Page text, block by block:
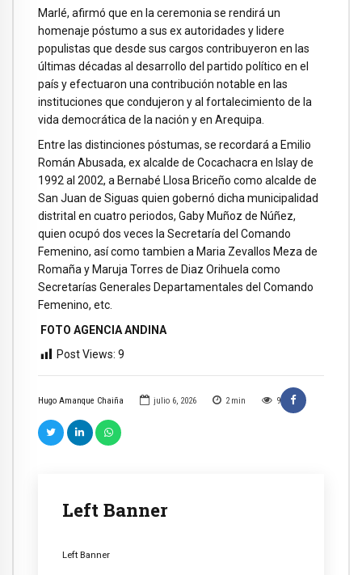
Hugo Amanque Chaiña julio 6, 2026 2 min 9
Left Banner
Left Banner
Marlé, afirmó que en la ceremonia se rendirá un
homenaje póstumo a sus ex autoridades y lidere
populistas que desde sus cargos contribuyeron en las
últimas décadas al desarrollo del partido político en el
país y efectuaron una contribución notable en las
instituciones que condujeron y al fortalecimiento de la
vida democrática de la nación y en Arequipa.
Entre las distinciones póstumas, se recordará a Emilio
Román Abusada, ex alcalde de Cocachacra en Islay de
1992 al 2002, a Bernabé Llosa Briceño como alcalde de
San Juan de Siguas quien gobernó dicha municipalidad
distrital en cuatro periodos, Gaby Muñoz de Núñez,
quien ocupó dos veces la Secretaría del Comando
Femenino, así como tambien a Maria Zevallos Meza de
Romaña y Maruja Torres de Diaz Orihuela como
Secretarías Generales Departamentales del Comando
Femenino, etc.
FOTO AGENCIA ANDINA
Post Views: 9